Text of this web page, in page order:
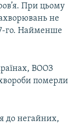
При цьому
не
го. Найменше
ВООЗ
померли
до негайних,